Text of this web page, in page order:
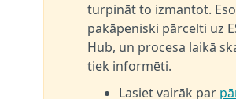
turpināt to izmantot.
pakāpeniski pārcelti uz
Hub, un procesa laikā
tiek informēti.
Lasiet vairāk par